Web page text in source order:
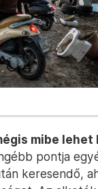
mibe
pontja
keresendő,